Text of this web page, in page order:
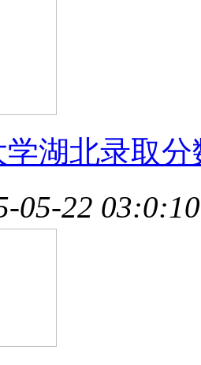
湖北录取分
05-22 03:0:10